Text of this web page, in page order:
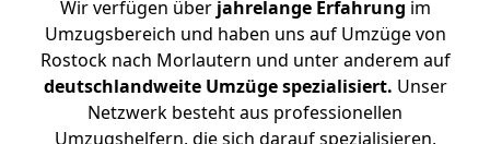
Wir verfügen überjahrelange Erfahrung im
Umzugsbereich und haben uns auf Umzüge von
Rostock nach Morlautern und unter anderem auf
deutschlandweite Umzüge spezialisiert. Unser
Netzwerk besteht aus professionellen
Umzugshelfern, die sich darauf spezialisieren,